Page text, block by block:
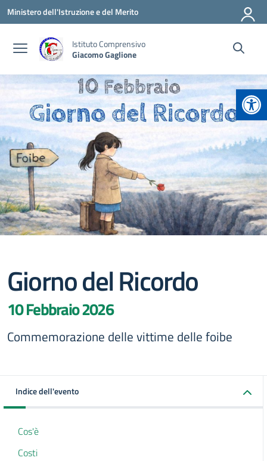
Vai ai contenuti
Vai al menu di navigazione
Vai al footer
Ministero dell'Istruzione e del Merito
Istituto Comprensivo
Giacomo Gaglione
Giorno del Ricordo
10 Febbraio 2026
Commemorazione delle vittime delle foibe
Indice dell'evento
Cos'è
Costi